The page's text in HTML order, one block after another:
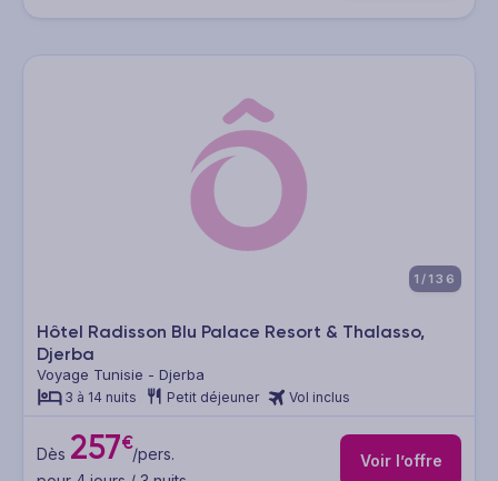
1/136
Hôtel Radisson Blu Palace Resort & Thalasso,
Djerba
Voyage Tunisie - Djerba
3 à 14 nuits Petit déjeuner Vol inclus
Dès 257€/pers.
Voir l’offre